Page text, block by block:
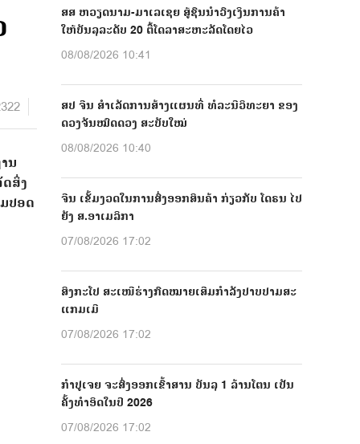
ນ
ສິ່ງ
ປອດ
ສສ ຫວຽດນາມ-ມາເລເຊຍ ສູ້ຊົນນຳວົງເງິນການຄ້າ
ໃຫ້ບັນລຸລະດັບ 20 ຕື້ໂດລາສະຫະລັດໂດຍໄວ
08/08/2026 10:41
ສປ ຈີນ ສຳເລັດການສ້າງແຜນທີ່ ທໍລະນີວິທະຍາ ຂອງ
ດວງຈັນໝົດດວງ ສະບັບໃໝ່
08/08/2026 10:40
ຈີນ ເຂັ້ມງວດໃນການສົ່ງອອກສິນຄ້າ ກ່ຽວກັບ ໂດຣນ ໄປ
ຍັງ ສ.ອາເມລິກາ
07/08/2026 17:02
ສິງກະໂປ ສະເໜີຮ່າງກົດໝາຍເສີມກຳລັງປາບປາມສະ
ແກມເມີ
07/08/2026 17:02
ກຳປູເຈຍ ຈະສົ່ງອອກເຂົ້າສານ ບັນລຸ 1 ລ້ານໂຕນ ເປັນ
ຄັ້ງທຳອິດໃນປີ 2026
07/08/2026 17:02